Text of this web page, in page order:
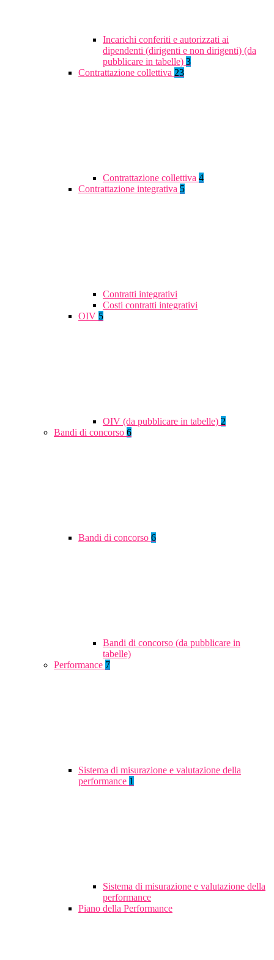
Incarichi conferiti e autorizzati ai
dipendenti (dirigenti e non dirigenti) (da
pubblicare in tabelle) 3
Contrattazione collettiva 23
Contrattazione collettiva 4
Contrattazione integrativa 5
Contratti integrativi
Costi contratti integrativi
OIV 5
OIV (da pubblicare in tabelle) 2
Bandi di concorso 6
Bandi di concorso 6
Bandi di concorso (da pubblicare in
tabelle)
Performance 7
Sistema di misurazione e valutazione della
performance 1
Sistema di misurazione e valutazione della
performance
Piano della Performance